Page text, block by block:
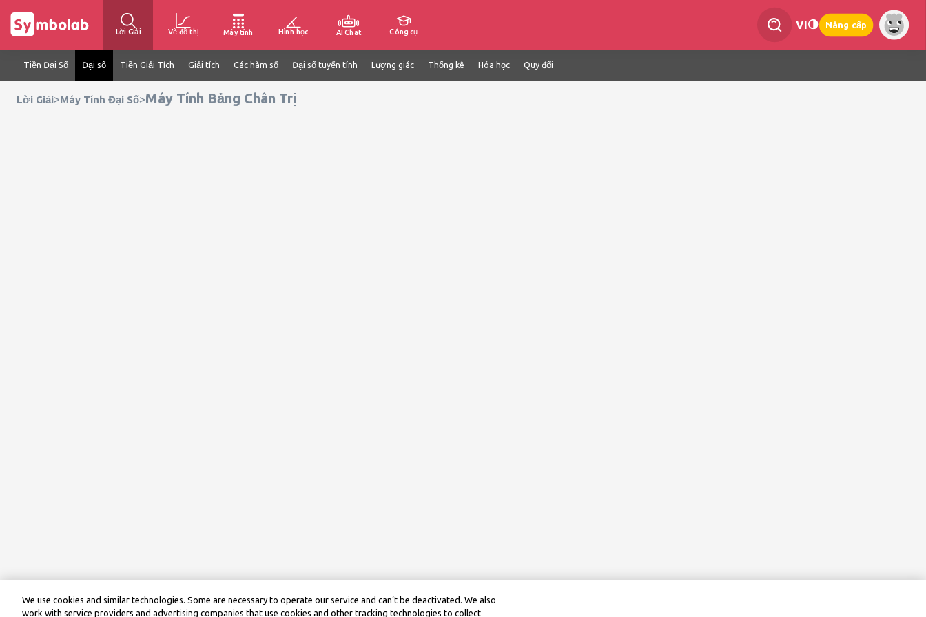
Lời Giải Vẽ đồ thị Máy tính Hình học AI Chat Công cụ
VI Nâng cấp
Tiền Đại Số Đại số Tiền Giải Tích Giải tích Các hàm số Đại số tuyến tính Lượng giác Thống kê Hóa học Quy đổi
Lời Giải>Máy Tính Đại Số>Máy Tính Bảng Chân Trị
We use cookies and similar technologies. Some are necessary to operate our service and can’t be deactivated. We also
work with service providers and advertising companies that use cookies and other tracking technologies to collect